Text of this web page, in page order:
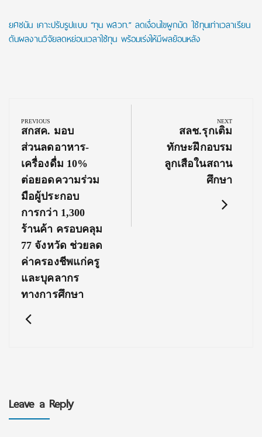
ยศชนัน เคาะปรับรูปแบบ “ทุน พสวท.” ลดเงื่อนไขผูกมัด ใช้ทุนเท่าเวลาเรียน
ดันผลงานวิจัยลดหย่อนเวลาใช้ทุน พร้อมเร่งให้มีผลย้อนหลัง
navigation
PREVIOUS
Previous
Post:
สกสค. มอบ
ส่วนลดอาหาร-
เครื่องดื่ม 10%
ต่อยอดความร่วม
มือผู้ประกอบ
การกว่า 1,300
ร้านค้า ครอบคลุม
77 จังหวัด ช่วยลด
ค่าครองชีพแก่ครู
และบุคลากร
ทางการศึกษา
NEXT
Next
Post:
สลช.รุกเติม
ทักษะฝึกอบรม
ลูกเสือในสถาน
ศึกษา
Leave a Reply